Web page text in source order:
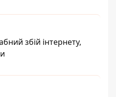
збій інтернету,